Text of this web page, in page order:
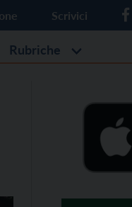
Scrivici
Rubriche